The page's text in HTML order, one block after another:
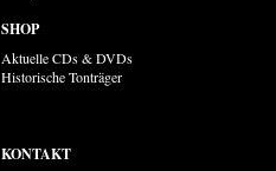
SHOP
Aktuelle CDs & DVDs
Historische Tonträger
KONTAKT